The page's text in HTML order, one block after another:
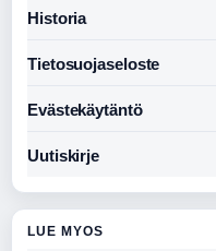
Historia
Tietosuojaseloste
Evästekäytäntö
Uutiskirje
LUE MYOS